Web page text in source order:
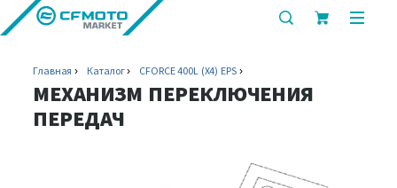
показать
поиска
Главная Каталог CFORCE 400L (X4) EPS
МЕХАНИЗМ ПЕРЕКЛЮЧЕНИЯ
ПЕРЕДАЧ